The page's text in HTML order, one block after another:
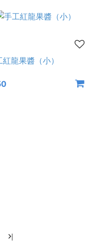
紅龍果醬（小）
|